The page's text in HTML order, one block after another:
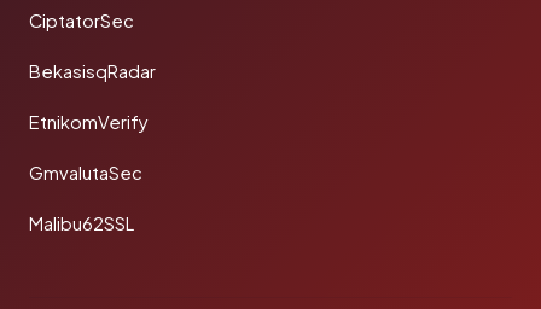
CiptatorSec
BekasisqRadar
EtnikomVerify
GmvalutaSec
Malibu62SSL